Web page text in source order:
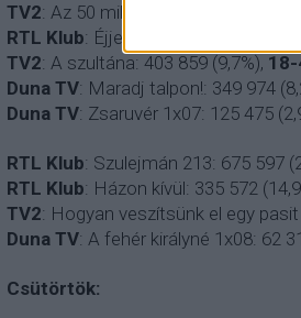
TV2: Az 50 milliós játszma: 635 002
RTL Klub: Éjjel-Nappal Budapest:
TV2: A szultána: 403 859 (9,7%), 18-
Duna TV: Maradj talpon!: 349 974
Duna TV: Zsaruvér 1x07: 125 475
RTL Klub: Szulejmán 213: 675 597
RTL Klub: Házon kívül: 335 572
TV2: Hogyan veszítsünk el egy
Duna TV: A fehér királyné 1x08: 62
Csütörtök: